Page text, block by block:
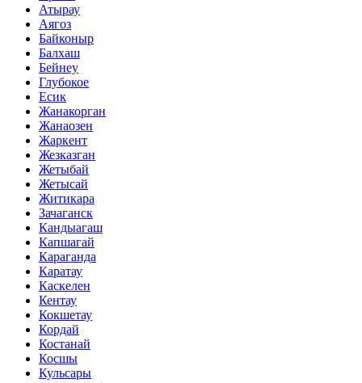
Атырау
Аягоз
Байконыр
Балхаш
Бейнеу
Глубокое
Есик
Жанакорган
Жанаозен
Жаркент
Жезказган
Жетыбай
Жетысай
Житикара
Зачаганск
Кандыагаш
Капшагай
Караганда
Каратау
Каскелен
Кентау
Кокшетау
Кордай
Костанай
Косшы
Кульсары